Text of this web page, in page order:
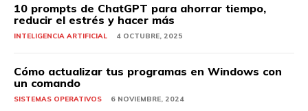
10 prompts de ChatGPT para ahorrar tiempo,
reducir el estrés y hacer más
INTELIGENCIA ARTIFICIAL 4 OCTUBRE, 2025
Cómo actualizar tus programas en Windows con
un comando
SISTEMAS OPERATIVOS 6 NOVIEMBRE, 2024